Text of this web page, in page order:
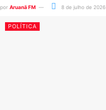
por Aruanã FM 8 de julho de 2026
POLÍTICA